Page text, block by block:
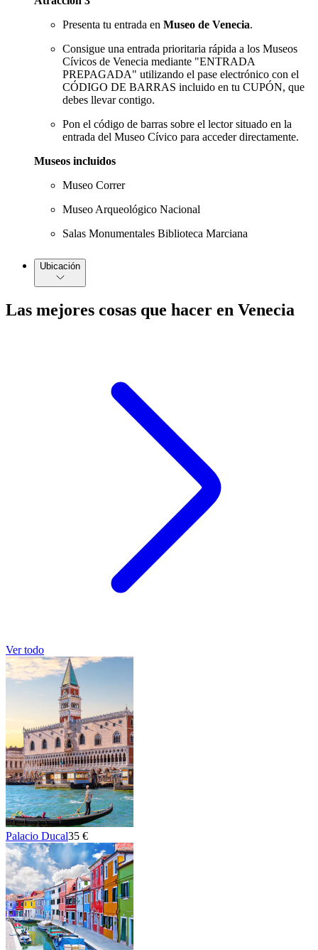
Presenta tu entrada en Museo de Venecia.
Consigue una entrada prioritaria rápida a los Museos
Cívicos de Venecia mediante "ENTRADA
PREPAGADA" utilizando el pase electrónico con el
CÓDIGO DE BARRAS incluido en tu CUPÓN, que
debes llevar contigo.
Pon el código de barras sobre el lector situado en la
entrada del Museo Cívico para acceder directamente.
Museos incluidos
Museo Correr
Museo Arqueológico Nacional
Salas Monumentales Biblioteca Marciana
Ubicación
Las mejores cosas que hacer en Venecia
Ver todo
Palacio Ducal35 €